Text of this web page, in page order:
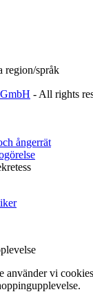
region/språk
- All rights
ångerrät
använder vi